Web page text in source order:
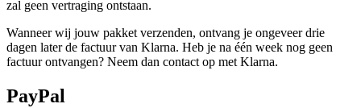
zal geen vertraging ontstaan.
Wanneer wij jouw pakket verzenden, ontvang je ongeveer drie
dagen later de factuur van Klarna. Heb je na één week nog geen
factuur ontvangen? Neem dan contact op met Klarna.
PayPal